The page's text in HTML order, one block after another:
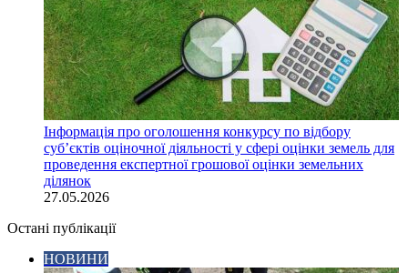
Інформація про оголошення конкурсу по відбору
суб’єктів оціночної діяльності у сфері оцінки земель для
проведення експертної грошової оцінки земельних
ділянок
27.05.2026
Остані публікації
НОВИНИ